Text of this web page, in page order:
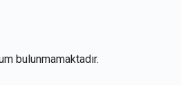
bulunmamaktadır.